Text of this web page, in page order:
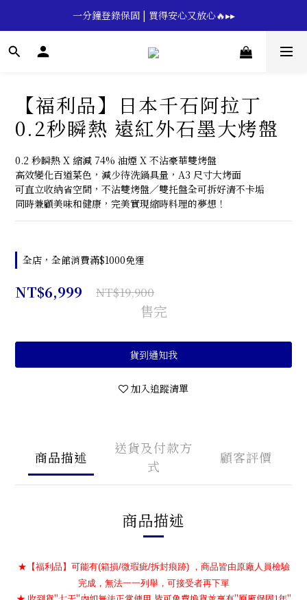
🔥💪My Superdad😍｜全館領券享9折｜立即領券 →
一分鐘登錄保固 | 買得安心又放心🔥▸▸
🔥💪My Superdad😍｜全館領券享9折｜立即領券 →
【福利品】日本千石阿拉丁
0.2秒瞬熱 遠紅外石墨大烤盤
0.2 秒瞬熱 X 縮減 74% 油煙 X 不沾豪華雙烤盤
高效變化百道菜色，減少待洗鍋具量，A3 尺寸大烤面
可直立收納省空間，不沾雙烤盤／雙托盤全可拆好清不卡垢
同時兼顧美味和健康，完美實現縮時料理的夢想！
全店，全館消費滿$1000免運
NT$6,999 NT$19,900
售完
貨到通知我
加入追蹤清單
商品描述
送貨及付款方
式
顧客評價
商品描述
★【福利品】可能有(箱損/微瑕疵/拆封痕跡) ，商品皆由原廠人員檢驗
完成，無法一一列舉，可接受者再下單